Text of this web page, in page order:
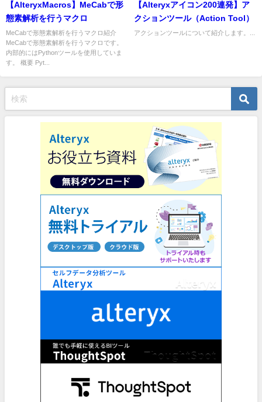
【AlteryxMacros】MeCabで形
態素解析を行うマクロ
MeCabで形態素解析を行うマクロ紹介
MeCabで形態素解析を行うマクロです。
内部的にはPythonツールを使用していま
す。 概要 Pyt...
【Alteryxアイコン200連発】ア
クションツール（Action Tool）
アクションツールについて紹介します。...